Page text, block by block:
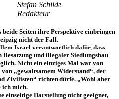
Stefan Schilde
Redakteur
beide Seiten ihre Perspektive einbringen
nicht der Fall.
Israel verantwortlich dafür, dass
und illegaler Siedlungsbau
Nicht ein einziges Mal war von
„gewaltsamem Widerstand“, der
Zivilisten“ richten dürfe. „Wohl aber
ich mich.
einseitige Darstellung nicht geeignet,